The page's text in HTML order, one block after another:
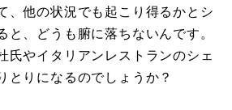
、他の状況でも起こり得るかとシ
と、どうも腑に落ちないんです。
氏やイタリアンレストランのシェ
とりになるのでしょうか？